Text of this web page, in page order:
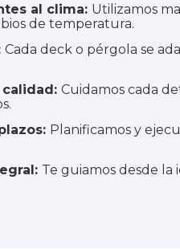
al clima: Utilizamos
de temperatura.
Cada deck o pérgola se
Cuidamos cada
Planificamos y
Te guiamos desde la